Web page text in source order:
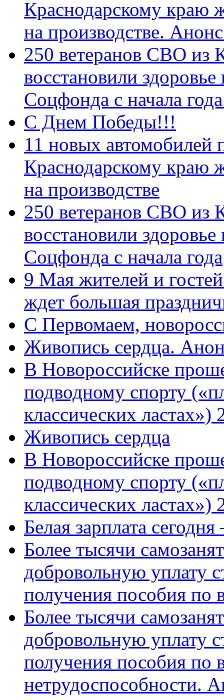
Краснодарскому краю
на производстве.
250 ветеранов СВО из
восстановили
Соцфонда с начала
С Днем Победы!!!
11 новых автомобилей
Краснодарскому краю
на производстве
250 ветеранов СВО из
восстановили
Соцфонда с начала года
9 Мая жителей и
ждет большая
C Первомаем,
Живопись сердца.
В Новороссийске
подводному спорту
классических
Живопись сердца
В Новороссийске
подводному спорту
классических ластах»)
Белая зарплата
Более тысячи
добровольную уплату
получения пособия по
Более тысячи
добровольную уплату
получения пособия по
нетрудоспособности.